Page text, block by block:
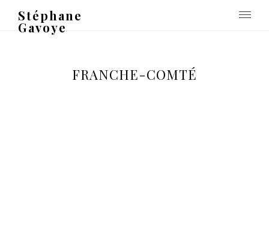
Stéphane
Gavoye
FRANCHE-COMTÉ